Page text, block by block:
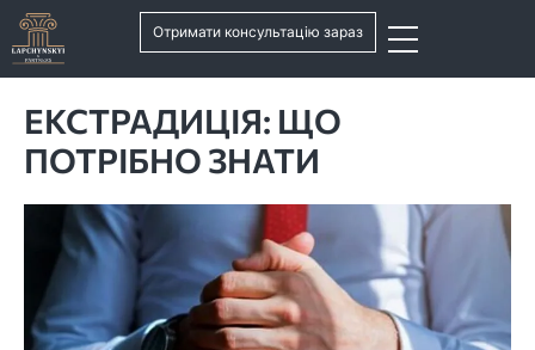
Отримати консультацію зараз
ЕКСТРАДИЦІЯ: ЩО
ПОТРІБНО ЗНАТИ